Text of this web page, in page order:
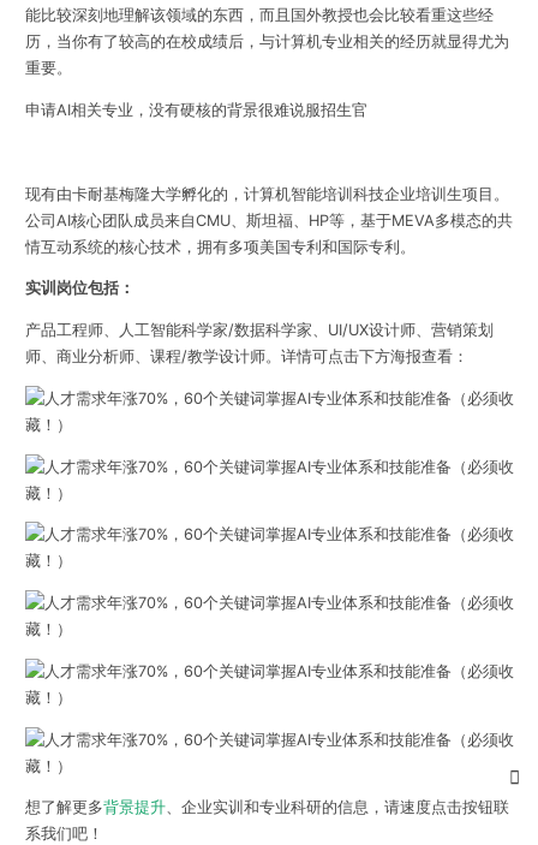
能比较深刻地理解该领域的东西，而且国外教授也会比较看重这些经
历，当你有了较高的在校成绩后，与计算机专业相关的经历就显得尤为
重要。
申请AI相关专业，没有硬核的背景很难说服招生官
现有由卡耐基梅隆大学孵化的，计算机智能培训科技企业培训生项目。
公司AI核心团队成员来自CMU、斯坦福、HP等，基于MEVA多模态的共
情互动系统的核心技术，拥有多项美国专利和国际专利。
实训岗位包括：
产品工程师、人工智能科学家/数据科学家、UI/UX设计师、营销策划
师、商业分析师、课程/教学设计师。详情可点击下方海报查看：
想了解更多背景提升、企业实训和专业科研的信息，请速度点击按钮联
系我们吧！